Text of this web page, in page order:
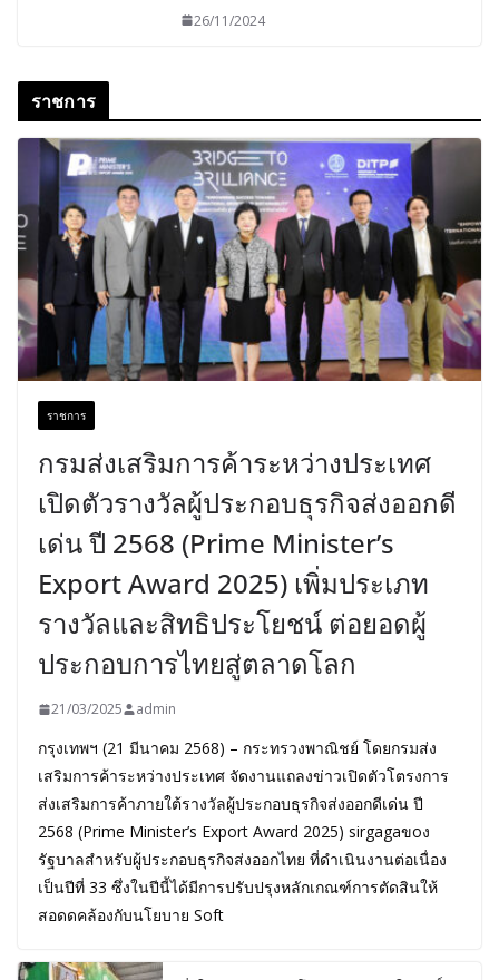
26/11/2024
ราชการ
ราชการ
กรมส่งเสริมการค้าระหว่างประเทศ
เปิดตัวรางวัลผู้ประกอบธุรกิจส่งออกดี
เด่น ปี 2568 (Prime Minister’s
Export Award 2025) เพิ่มประเภท
รางวัลและสิทธิประโยชน์ ต่อยอดผู้
ประกอบการไทยสู่ตลาดโลก
21/03/2025 admin
กรุงเทพฯ (21 มีนาคม 2568) – กระทรวงพาณิชย์ โดยกรมส่ง
เสริมการค้าระหว่างประเทศ จัดงานแถลงข่าวเปิดตัวโตรงการ
ส่งเสริมการค้าภายใต้รางวัลผู้ประกอบธุรกิจส่งออกดีเด่น ปี
2568 (Prime Minister’s Export Award 2025) sirgagaขoง
รัฐบาลสำหรับผู้ประกอบธุรกิจส่งออกไทย ที่ดำเนินงานต่อเนื่อง
เป็นปีที่ 33 ซึ่งในปีนี้ได้มีการปรับปรุงหลักเกณฑ์การตัดสินให้
สอดดคล้องกับนโยบาย Soft